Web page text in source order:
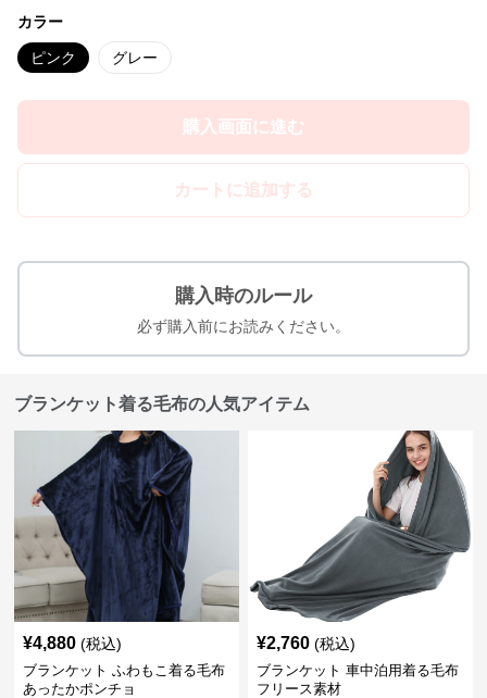
カラー
ピンク グレー
購入画面に進む
カートに追加する
購入時のルール
必ず購入前にお読みください。
ブランケット着る毛布の人気アイテム
¥4,880 (税込)
ブランケット ふわもこ着る毛布
あったかポンチョ
¥2,760 (税込)
ブランケット 車中泊用着る毛布
フリース素材